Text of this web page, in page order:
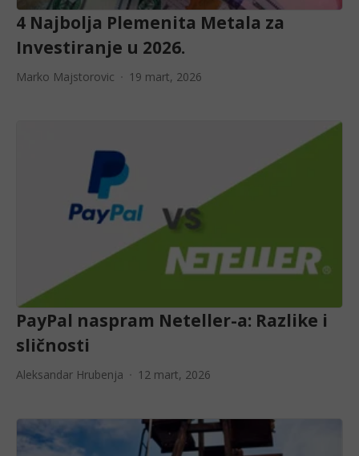
4 Najbolja Plemenita Metala za
Investiranje u 2026.
Marko Majstorovic 19 mart, 2026
PayPal naspram Neteller-a: Razlike i
sličnosti
Aleksandar Hrubenja 12 mart, 2026